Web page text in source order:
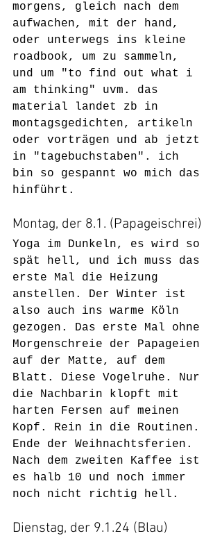
morgens, gleich nach dem
aufwachen, mit der hand,
oder unterwegs ins kleine
roadbook, um zu sammeln,
und um "to find out what i
am thinking" uvm. das
material landet zb in
montagsgedichten, artikeln
oder vorträgen und ab jetzt
in "tagebuchstaben". ich
bin so gespannt wo mich das
hinführt.
Montag, der 8.1. (Papageischrei)
Yoga im Dunkeln, es wird so
spät hell, und ich muss das
erste Mal die Heizung
anstellen. Der Winter ist
also auch ins warme Köln
gezogen. Das erste Mal ohne
Morgenschreie der Papageien
auf der Matte, auf dem
Blatt. Diese Vogelruhe. Nur
die Nachbarin klopft mit
harten Fersen auf meinen
Kopf. Rein in die Routinen.
Ende der Weihnachtsferien.
Nach dem zweiten Kaffee ist
es halb 10 und noch immer
noch nicht richtig hell.
Dienstag, der 9.1.24 (Blau)